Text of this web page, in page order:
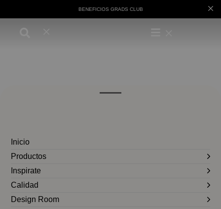
BENEFICIOS GRADS CLUB
Inicio
Productos
Inspirate
Calidad
Design Room